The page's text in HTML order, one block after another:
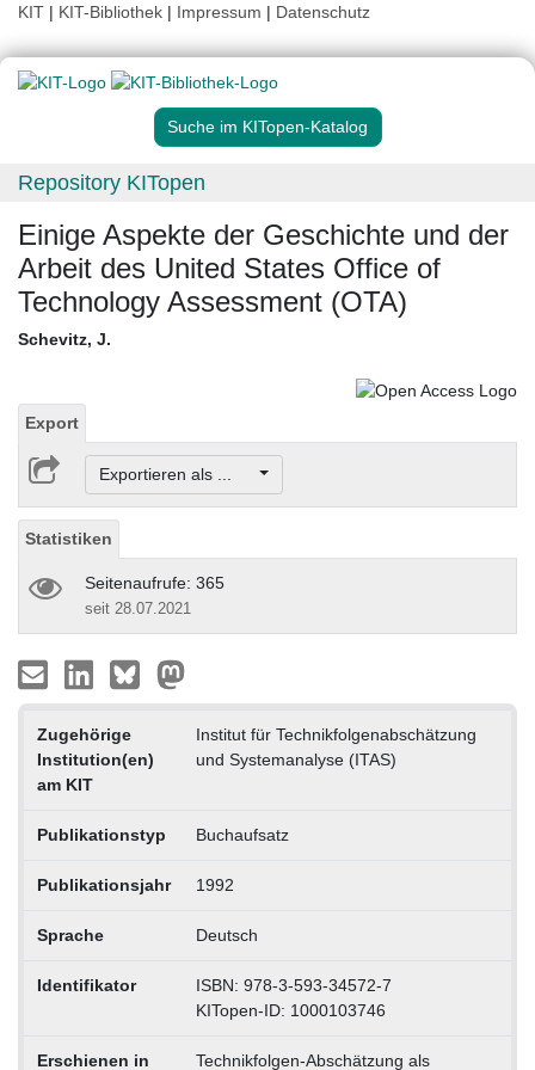
KIT | KIT-Bibliothek | Impressum | Datenschutz
Suche im KITopen-Katalog
Repository KITopen
Einige Aspekte der Geschichte und der
Arbeit des United States Office of
Technology Assessment (OTA)
Schevitz, J.
Export
Exportieren als ...
Statistiken
Seitenaufrufe: 365
seit 28.07.2021
Zugehörige
Institution(en)
am KIT
Institut für Technikfolgenabschätzung
und Systemanalyse (ITAS)
Publikationstyp Buchaufsatz
Publikationsjahr 1992
Sprache Deutsch
Identifikator
ISBN: 978-3-593-34572-7
KITopen-ID: 1000103746
Erschienen in Technikfolgen-Abschätzung als